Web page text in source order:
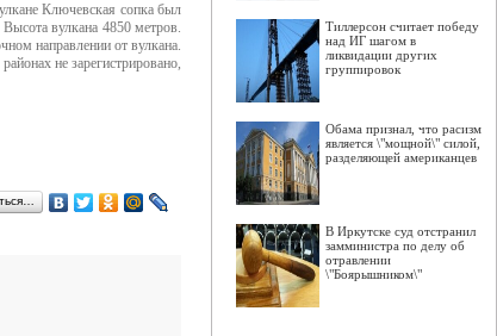
Ключевская сопка был
вулкана 4850 метров.
направлении от вулкана.
не зарегистрировано,
Тиллерсон считает победу
над ИГ шагом в
ликвидации других
группировок
Обама признал, что расизм
является \"мощной\" силой,
разделяющей американцев
В Иркутске суд отстранил
замминистра по делу об
отравлении
\"Боярышником\"